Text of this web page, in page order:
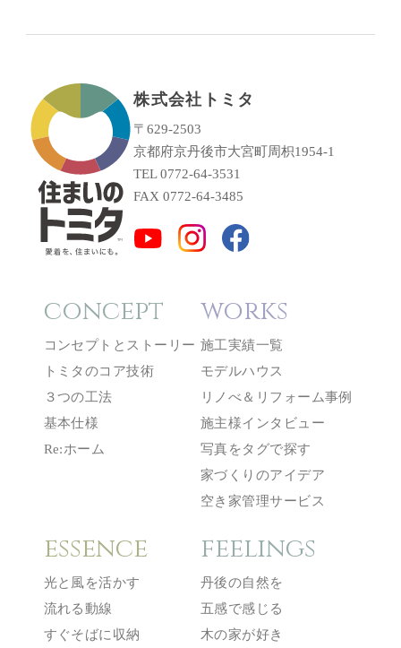
株式会社トミタ
〒629-2503
京都府京丹後市大宮町周枳1954-1
TEL 0772-64-3531
FAX 0772-64-3485
concept
コンセプトとストーリー
トミタのコア技術
３つの工法
基本仕様
Re:ホーム
works
施工実績一覧
モデルハウス
リノべ＆リフォーム事例
施主様インタビュー
写真をタグで探す
家づくりのアイデア
空き家管理サービス
essence
光と風を活かす
流れる動線
すぐそばに収納
feelings
丹後の自然を
五感で感じる
木の家が好き